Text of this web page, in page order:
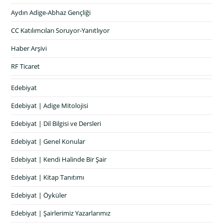
Aydın Adige-Abhaz Gençliği
CC Katılımcıları Soruyor-Yanıtlıyor
Haber Arşivi
RF Ticaret
Edebiyat
Edebiyat | Adige Mitolojisi
Edebiyat | Dil Bilgisi ve Dersleri
Edebiyat | Genel Konular
Edebiyat | Kendi Halinde Bir Şair
Edebiyat | Kitap Tanıtımı
Edebiyat | Öyküler
Edebiyat | Şairlerimiz Yazarlarımız